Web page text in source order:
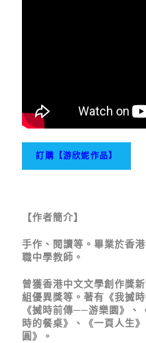
【作者簡介】
手作、閱讀等。畢業於香
職中學教師。
曾獲香港中文文學創作獎
組優異獎等。著有《我搣
《搣時前傳──游樂園》、
時的餐桌》、《一頁人生
圓》。